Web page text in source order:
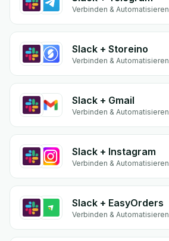
Verbinden & Automatisieren
Slack + Storeino
Verbinden & Automatisieren
Slack + Gmail
Verbinden & Automatisieren
Slack + Instagram
Verbinden & Automatisieren
Slack + EasyOrders
Verbinden & Automatisieren